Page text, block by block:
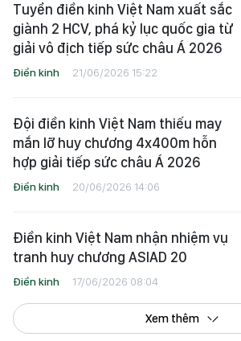
Tuyển điền kinh Việt Nam xuất sắc
giành 2 HCV, phá kỷ lục quốc gia từ
giải vô địch tiếp sức châu Á 2026
Điền kinh 21/06/2026 15:22
Đội điền kinh Việt Nam thiếu may
mắn lỡ huy chương 4x400m hỗn
hợp giải tiếp sức châu Á 2026
Điền kinh 20/06/2026 14:06
Điền kinh Việt Nam nhận nhiệm vụ
tranh huy chương ASIAD 20
Điền kinh 17/06/2026 08:04
Xem thêm